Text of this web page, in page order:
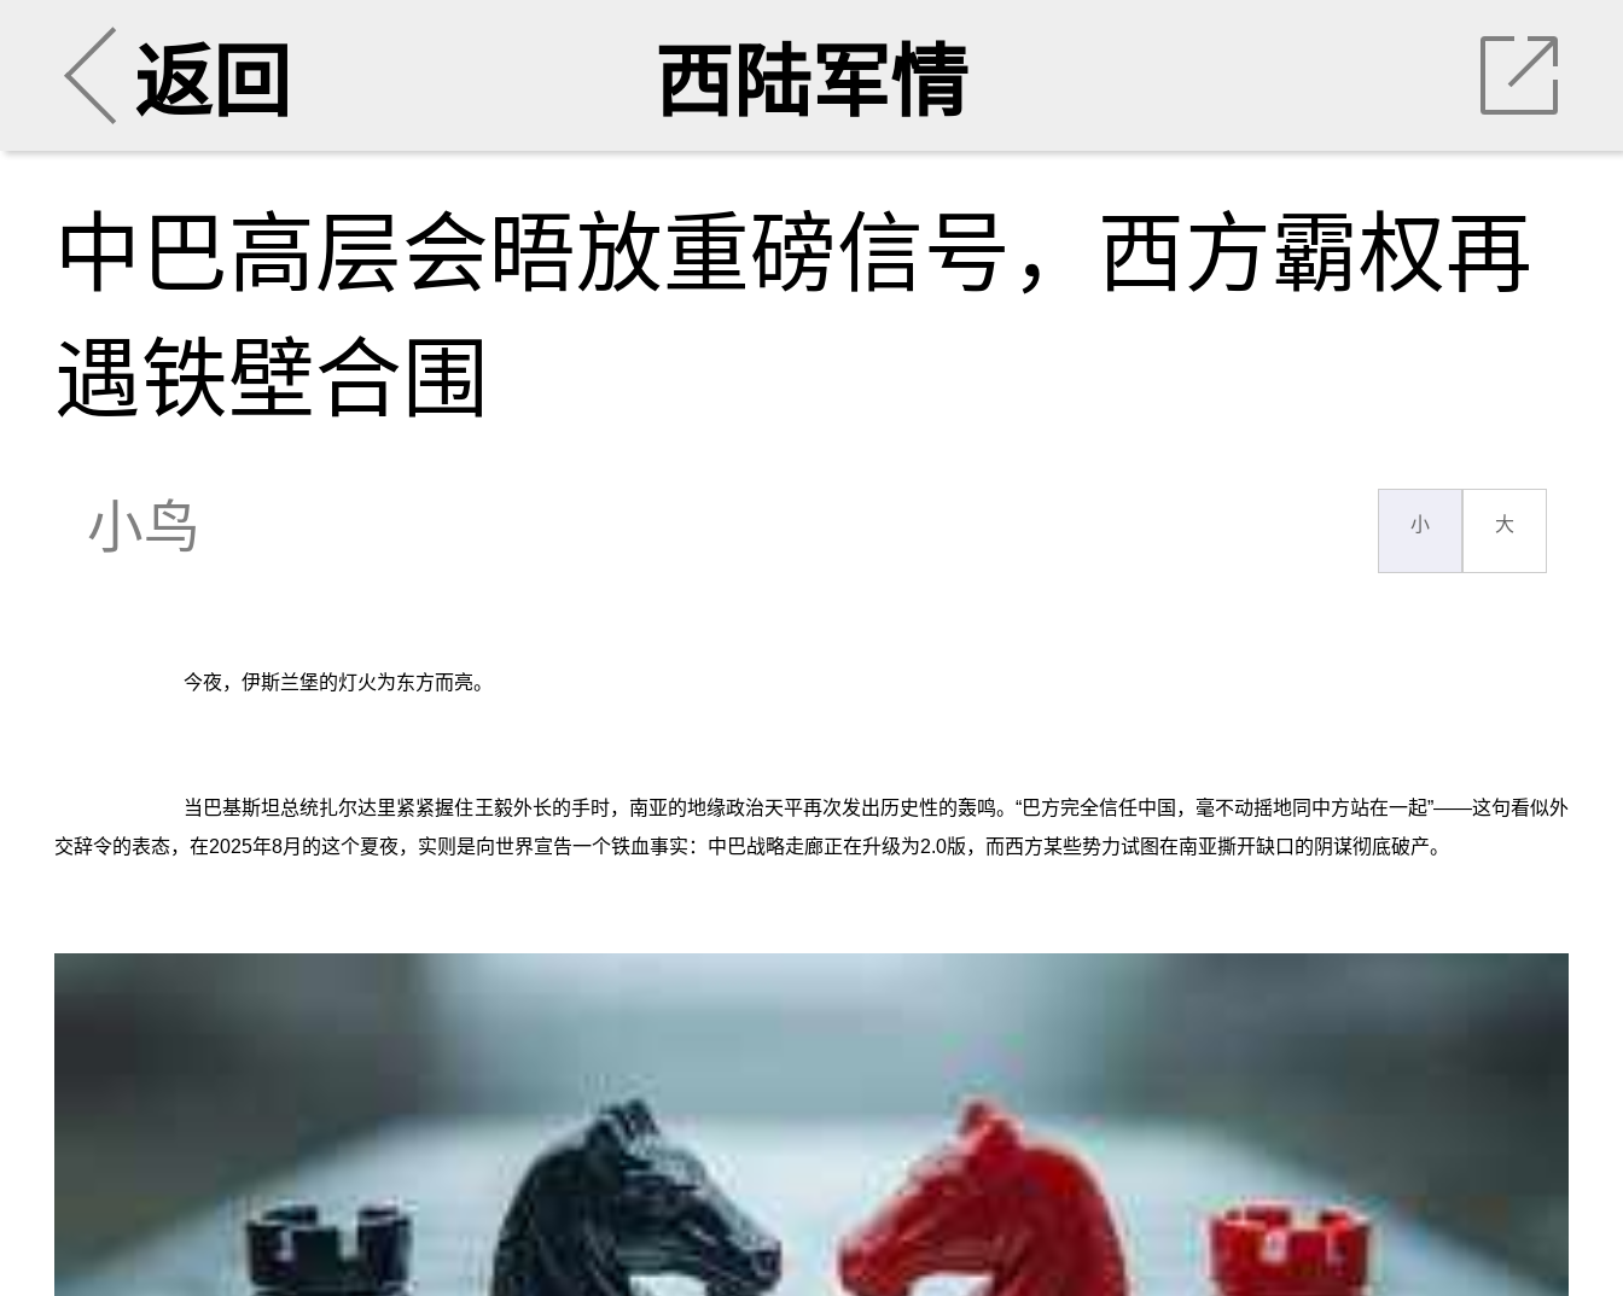
返回 西陆军情
中巴高层会晤放重磅信号，西方霸权再
遇铁壁合围
小鸟 小 大
今夜，伊斯兰堡的灯火为东方而亮。
当巴基斯坦总统扎尔达里紧紧握住王毅外长的手时，南亚的地缘政治天平再次发出历史性的轰鸣。“巴方完全信任中国，毫不动摇地同中方站在一起”——这句看似外
交辞令的表态，在2025年8月的这个夏夜，实则是向世界宣告一个铁血事实：中巴战略走廊正在升级为2.0版，而西方某些势力试图在南亚撕开缺口的阴谋彻底破产。